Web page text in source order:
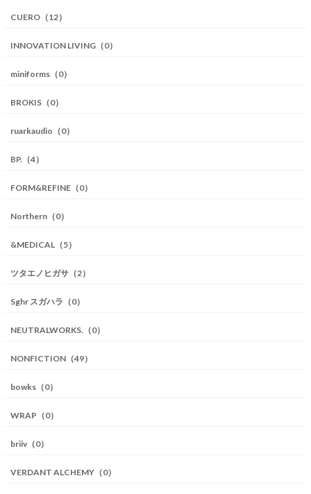
CUERO（12）
INNOVATION LIVING（0）
miniforms（0）
BROKIS（0）
ruarkaudio（0）
BP.（4）
FORM&REFINE（0）
Northern（0）
&MEDICAL（5）
ツタエノヒガサ（2）
Sghr スガハラ（0）
NEUTRALWORKS.（0）
NONFICTION（49）
bowks（0）
WRAP（0）
briiv（0）
VERDANT ALCHEMY（0）